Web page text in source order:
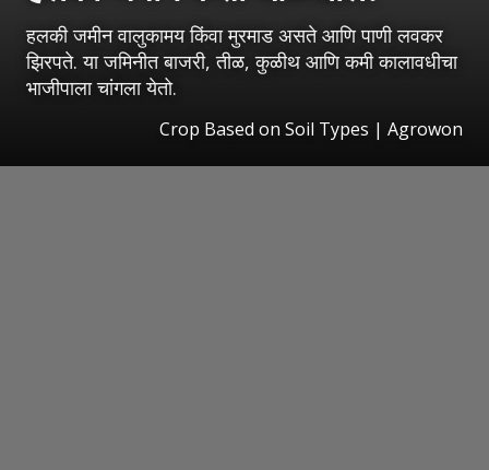
हलकी जमीन वालुकामय किंवा मुरमाड असते आणि पाणी लवकर
झिरपते. या जमिनीत बाजरी, तीळ, कुळीथ आणि कमी कालावधीचा
भाजीपाला चांगला येतो.
Crop Based on Soil Types | Agrowon